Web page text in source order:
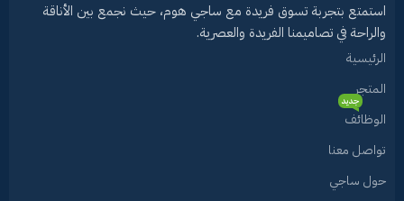
استمتع بتجربة تسوق فريدة مع ساجي هوم، حيث نجمع بين الأناقة
والراحة في تصاميمنا الفريدة والعصرية.
الرئيسية
المتجر
الوظائف
جديد
تواصل معنا
حول ساجي